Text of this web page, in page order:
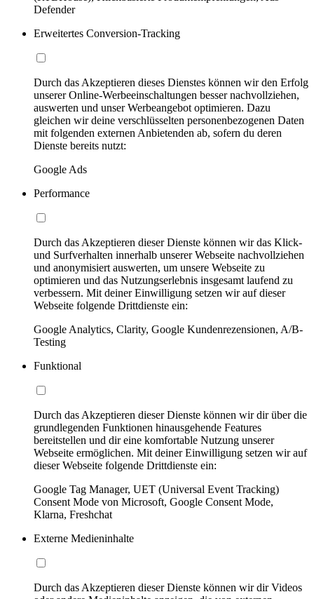
Defender
Erweitertes Conversion-Tracking
Durch das Akzeptieren dieses Dienstes können wir den Erfolg
unserer Online-Werbeeinschaltungen besser nachvollziehen,
auswerten und unser Werbeangebot optimieren. Dazu
gleichen wir deine verschlüsselten personenbezogenen Daten
mit folgenden externen Anbietenden ab, sofern du deren
Dienste bereits nutzt:
Google Ads
Performance
Durch das Akzeptieren dieser Dienste können wir das Klick-
und Surfverhalten innerhalb unserer Webseite nachvollziehen
und anonymisiert auswerten, um unsere Webseite zu
optimieren und das Nutzungserlebnis insgesamt laufend zu
verbessern. Mit deiner Einwilligung setzen wir auf dieser
Webseite folgende Drittdienste ein:
Google Analytics, Clarity, Google Kundenrezensionen, A/B-
Testing
Funktional
Durch das Akzeptieren dieser Dienste können wir dir über die
grundlegenden Funktionen hinausgehende Features
bereitstellen und dir eine komfortable Nutzung unserer
Webseite ermöglichen. Mit deiner Einwilligung setzen wir auf
dieser Webseite folgende Drittdienste ein:
Google Tag Manager, UET (Universal Event Tracking)
Consent Mode von Microsoft, Google Consent Mode,
Klarna, Freshchat
Externe Medieninhalte
Durch das Akzeptieren dieser Dienste können wir dir Videos